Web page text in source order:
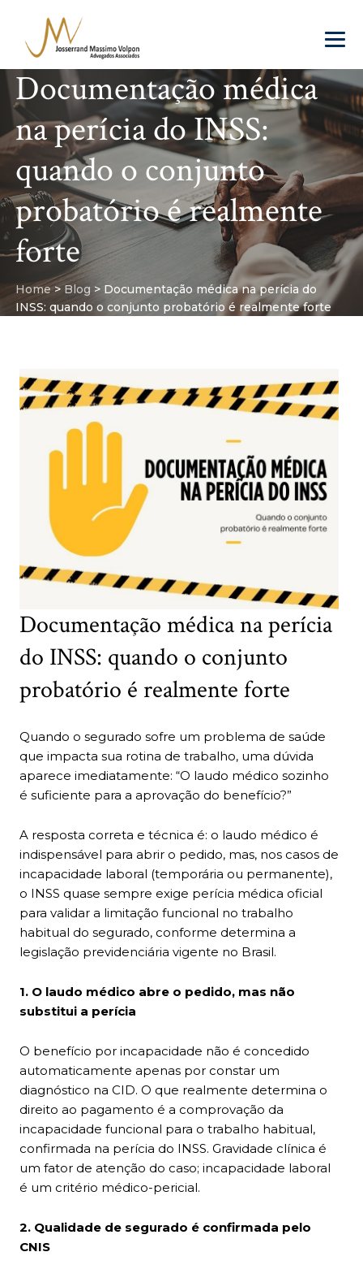
Documentação médica
na perícia do INSS:
quando o conjunto
probatório é realmente
forte
Home >Blog > Documentação médica na perícia do
INSS: quando o conjunto probatório é realmente forte
Documentação médica na perícia
do INSS: quando o conjunto
probatório é realmente forte
Quando o segurado sofre um problema de saúde
que impacta sua rotina de trabalho, uma dúvida
aparece imediatamente: “O laudo médico sozinho
é suficiente para a aprovação do benefício?”
A resposta correta e técnica é: o laudo médico é
indispensável para abrir o pedido, mas, nos casos de
incapacidade laboral (temporária ou permanente),
o INSS quase sempre exige perícia médica oficial
para validar a limitação funcional no trabalho
habitual do segurado, conforme determina a
legislação previdenciária vigente no Brasil.
1. O laudo médico abre o pedido, mas não
substitui a perícia
O benefício por incapacidade não é concedido
automaticamente apenas por constar um
diagnóstico na CID. O que realmente determina o
direito ao pagamento é a comprovação da
incapacidade funcional para o trabalho habitual,
confirmada na perícia do INSS. Gravidade clínica é
um fator de atenção do caso; incapacidade laboral
é um critério médico-pericial.
2. Qualidade de segurado é confirmada pelo
CNIS